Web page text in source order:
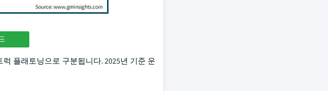
플래토닝으로 구분됩니다. 2025년 기준 운